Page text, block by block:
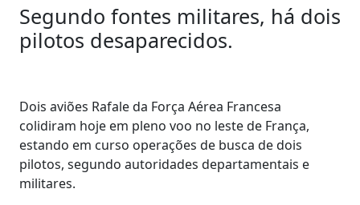
Segundo fontes militares, há dois
pilotos desaparecidos.
Dois aviões Rafale da Força Aérea Francesa
colidiram hoje em pleno voo no leste de França,
estando em curso operações de busca de dois
pilotos, segundo autoridades departamentais e
militares.